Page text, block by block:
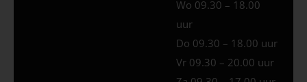
Wo 09.30 – 18.00
uur
Do 09.30 – 18.00 uur
Vr 09.30 – 20.00 uur